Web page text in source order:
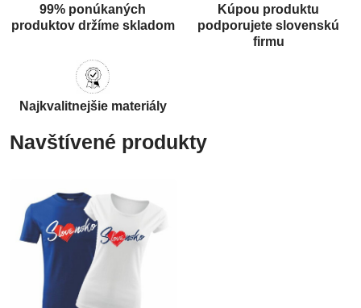
99% ponúkaných
produktov držíme skladom
Kúpou produktu
podporujete slovenskú
firmu
Najkvalitnejšie materiály
Navštívené produkty